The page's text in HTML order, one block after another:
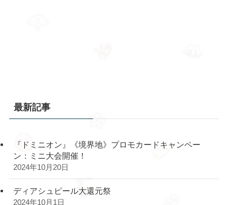
最新記事
『ドミニオン』《境界地》プロモカードキャンペー
ン：ミニ大会開催！
2024年10月20日
ディアシュピール大還元祭
2024年10月1日